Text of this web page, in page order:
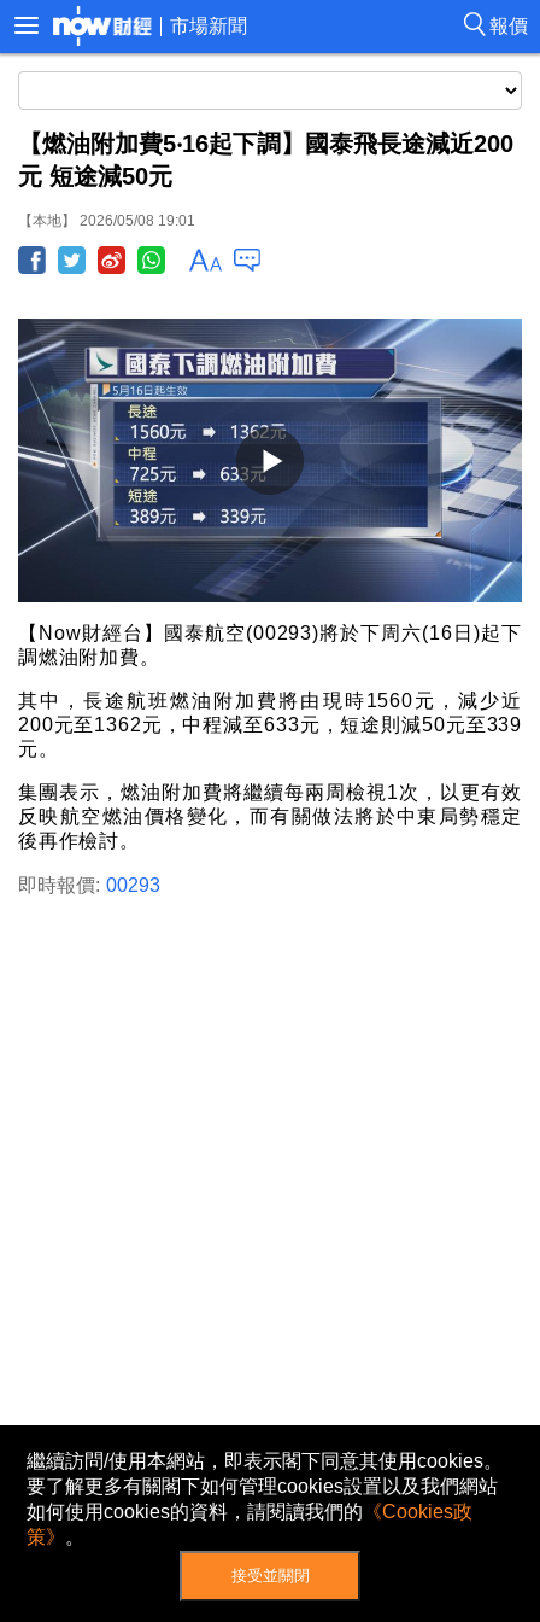
報價
市場新聞
【燃油附加費5‧16起下調】國泰飛長途減近200
元 短途減50元
【本地】 2026/05/08 19:01
【Now財經台】國泰航空(00293)將於下周六(16日)起下
調燃油附加費。
其中，長途航班燃油附加費將由現時1560元，減少近
200元至1362元，中程減至633元，短途則減50元至339
元。
集團表示，燃油附加費將繼續每兩周檢視1次，以更有效
反映航空燃油價格變化，而有關做法將於中東局勢穩定
後再作檢討。
即時報價: 00293
繼續訪問/使用本網站，即表示閣下同意其使用cookies。
要了解更多有關閣下如何管理cookies設置以及我們網站
如何使用cookies的資料，請閱讀我們的 《Cookies政
策》 。
接受並關閉